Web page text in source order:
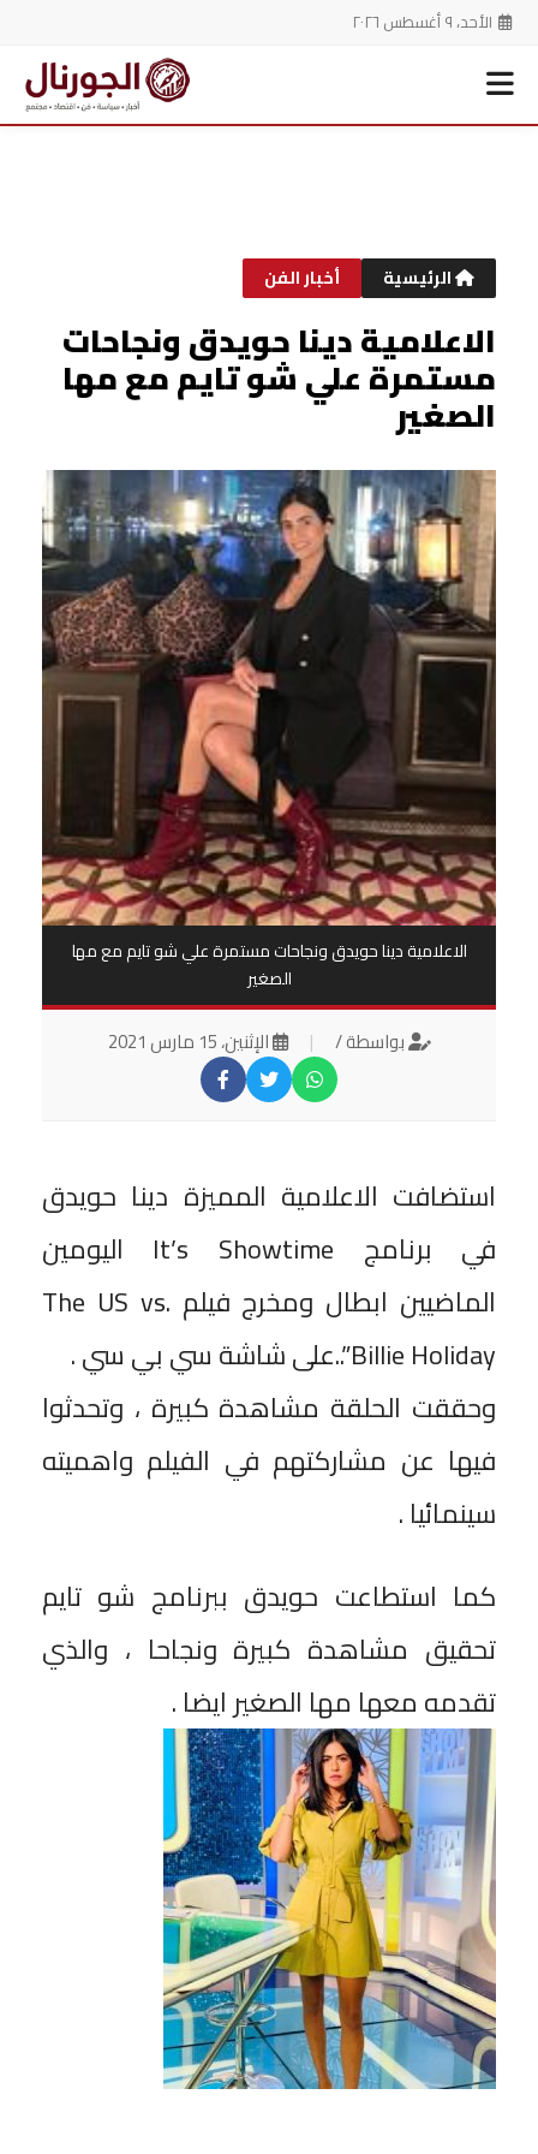
الأحد، ٩ أغسطس ٢٠٢٦
الرئيسية أخبار الفن
الاعلامية دينا حويدق ونجاحات
مستمرة علي شو تايم مع مها
الصغير
الاعلامية دينا حويدق ونجاحات مستمرة علي شو تايم مع مها
الصغير
بواسطة / | الإثنين، 15 مارس 2021
استضافت الاعلامية المميزة دينا حويدق
في برنامج It’s Showtime اليومين
الماضيين ابطال ومخرج فيلم The US vs.
Billie Holiday”..على شاشة سي بي سي .
وحققت الحلقة مشاهدة كبيرة ، وتحدثوا
فيها عن مشاركتهم في الفيلم واهميته
سينمائيا .
كما استطاعت حويدق ببرنامج شو تايم
تحقيق مشاهدة كبيرة ونجاحا ، والذي
تقدمه معها مها الصغير ايضا .